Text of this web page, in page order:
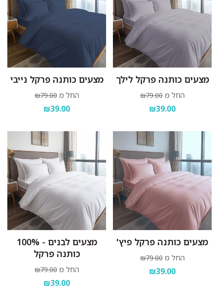
מצעים כותנה פרקל לילך
החל מ ₪79.00
₪39.00
מצעים כותנה פרקל נייבי
החל מ ₪79.00
₪39.00
מצעים כותנה פרקל פיץ'
החל מ ₪79.00
₪39.00
מצעים לבנים - 100%
כותנה פרקל
החל מ ₪79.00
₪39.00